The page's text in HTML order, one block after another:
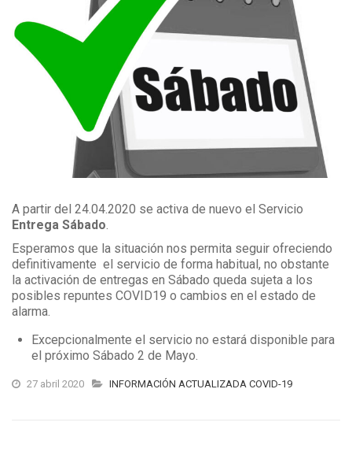
A partir del 24.04.2020 se activa de nuevo el Servicio
Entrega Sábado
Esperamos que la situación nos permita seguir ofreciendo
definitivamente el servicio de forma habitual, no obstante
la activación de entregas en Sábado queda sujeta a los
posibles repuntes COVID19 o cambios en el estado de
alarma.
Excepcionalmente el servicio no estará disponible para
el próximo Sábado 2 de Mayo.
27 abril 2020 INFORMACIÓN ACTUALIZADA COVID-19